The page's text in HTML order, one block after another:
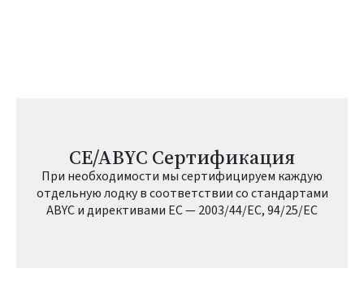
CE/ABYC Сертификация
При необходимости мы сертифицируем каждую
отдельную лодку в соответствии со стандартами
ABYC и директивами ЕС — 2003/44/EC, 94/25/EC